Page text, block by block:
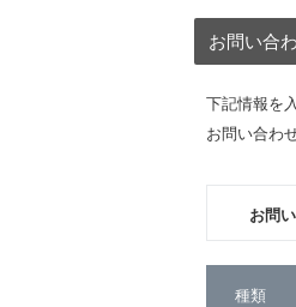
お問い合
下記情報を
お問い合わ
お問
種類